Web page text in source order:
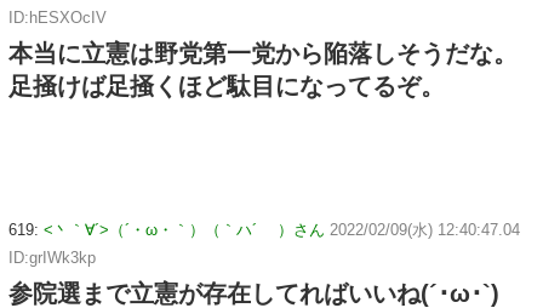
ID:hESXOcIV
本当に立憲は野党第一党から陥落しそうだな。
足掻けば足掻くほど駄目になってるぞ。
619: <丶｀∀´>（´・ω・｀）（｀ハ´ ）さん 2022/02/09(水) 12:40:47.04
ID:grIWk3kp
参院選まで立憲が存在してればいいね(´･ω･`)